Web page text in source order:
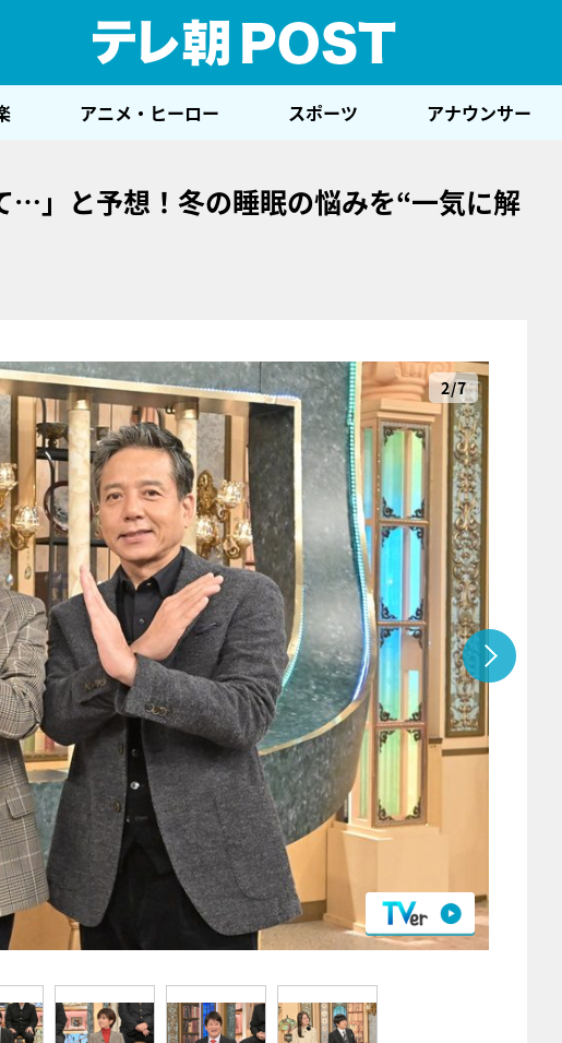
アニメ・ヒーロー スポーツ アナウンサー
…」と予想！冬の睡眠の悩みを“一気に解
2/7
『アイ＝ラブ！げーみんぐ』＝LOV
E齋藤樹愛羅＆佐々木舞香SPインタ
ビュー